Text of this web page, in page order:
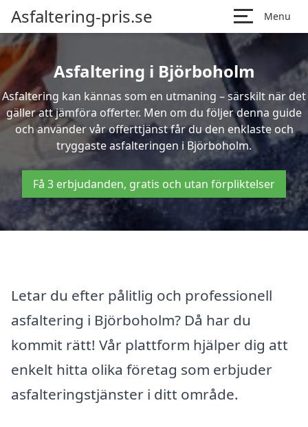
Asfaltering-pris.se Menu
Asfaltering i Björboholm
Asfaltering kan kännas som en utmaning – särskilt när det
gäller att jämföra offerter. Men om du följer denna guide
och använder vår offerttjänst får du den enklaste och
tryggaste asfalteringen i Björboholm.
Få 3 erbjudanden, gratis och utan förpliktelser
Letar du efter pålitlig och professionell
asfaltering i Björboholm? Då har du
kommit rätt! Vår plattform hjälper dig att
enkelt hitta olika företag som erbjuder
asfalteringstjänster i ditt område.